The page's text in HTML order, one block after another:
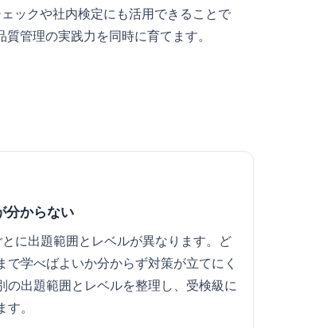
ックや社内検定にも活用できることで
管理の実践力を同時に育てます。
分からない
に出題範囲とレベルが異なります。ど
学べばよいか分からず対策が立てにく
の出題範囲とレベルを整理し、受検級に
。